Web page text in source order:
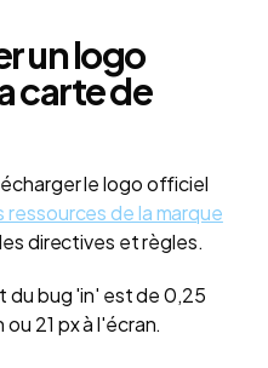
un logo
carte de
le logo officiel
ressources de la marque
directives et règles.
du bug 'in' est de 0,25
21 px à l'écran.